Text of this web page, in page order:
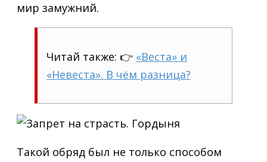
мир замужний.
Читай также: 👉 «Веста» и
«Невеста». В чём разница?
Такой обряд был не только способом